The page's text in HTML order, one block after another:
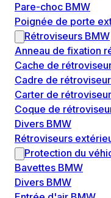
Pare-choc BMW
Poignée de porte
Rétroviseurs BMW
Anneau de fixation
Cache de
Cadre de
Carter de
Coque de
Divers BMW
Rétroviseurs
Protection du
Bavettes BMW
Divers BMW